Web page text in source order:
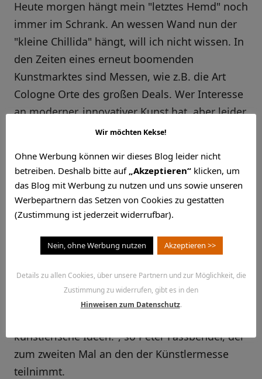
Heute morgen hängt mein "letztes Hemd" noch
immer im Schrank. An wessen Wand nun der
"kleine Chillida" hängt, will ich nicht wissen. In
den Zeiten eines erneut boomenden
Kunstmarktes sind Messen, wie z.B. die Art
Cologne Orte des großen Deals. Wer Interesse
an moderner, innovativer Kunst hat, aber leider
nicht mit dem Geldbeutel von Ron Lauder
Zeche Zollverein bestimmt sein "Kunstquadrat"
finden.
Aufbauend auf der Pilotveranstaltung 2004
und Thomas Volkmann, die gemeinsam die
Künstlermessen auf Zollverein zu etablieren.
"Gefragt waren und sind immer hohe
künstlerische Ideen.", so Peter Fassbender, der
zum zweiten Mal an den der Künstlermesse
teilnimmt.
Wir möchten Kekse!
Ohne Werbung können wir dieses Blog leider nicht
betreiben. Deshalb bitte auf „Akzeptieren“ klicken, um
das Blog mit Werbung zu nutzen und uns sowie unseren
Werbepartnern das Setzen von Cookies zu gestatten
(Zustimmung ist jederzeit widerrufbar).
Nein, ohne Werbung nutzen Akzeptieren >>
Details zu allen Cookies, über unsere Partnern und zur Möglichkeit, die
Zustimmung zu widerrufen, gibt es in den
Hinweisen zum Datenschutz.